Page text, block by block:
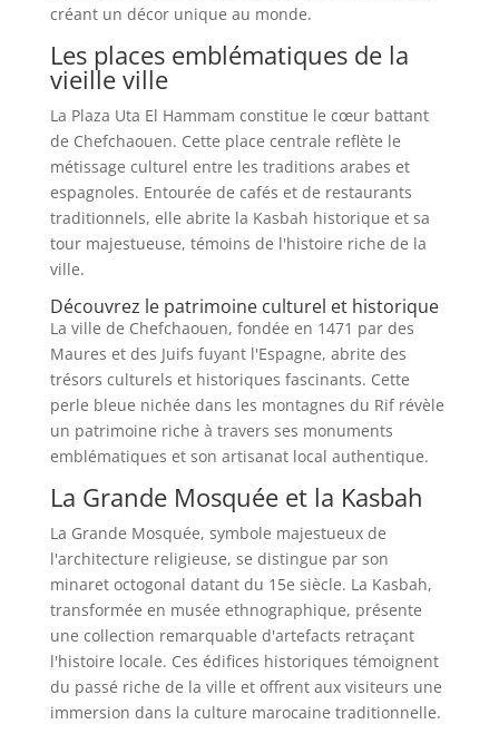
créant un décor unique au monde.
Les places emblématiques de la
vieille ville
La Plaza Uta El Hammam constitue le cœur battant
de Chefchaouen. Cette place centrale reflète le
métissage culturel entre les traditions arabes et
espagnoles. Entourée de cafés et de restaurants
traditionnels, elle abrite la Kasbah historique et sa
tour majestueuse, témoins de l'histoire riche de la
ville.
Découvrez le patrimoine culturel et historique
La ville de Chefchaouen, fondée en 1471 par des
Maures et des Juifs fuyant l'Espagne, abrite des
trésors culturels et historiques fascinants. Cette
perle bleue nichée dans les montagnes du Rif révèle
un patrimoine riche à travers ses monuments
emblématiques et son artisanat local authentique.
La Grande Mosquée et la Kasbah
La Grande Mosquée, symbole majestueux de
l'architecture religieuse, se distingue par son
minaret octogonal datant du 15e siècle. La Kasbah,
transformée en musée ethnographique, présente
une collection remarquable d'artefacts retraçant
l'histoire locale. Ces édifices historiques témoignent
du passé riche de la ville et offrent aux visiteurs une
immersion dans la culture marocaine traditionnelle.